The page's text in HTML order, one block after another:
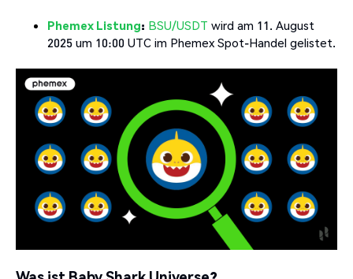
Phemex Listung: BSU/USDT wird am 11. August
2025 um 10:00 UTC im Phemex Spot-Handel gelistet.